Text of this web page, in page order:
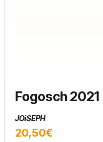
Fogosch 2021
JOiSEPH
20,50€